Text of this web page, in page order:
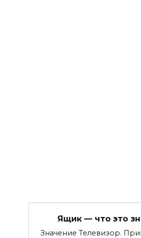
Ящик — что это
Значение Телевизор.